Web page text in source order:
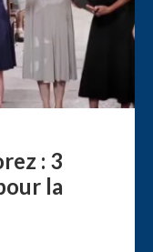
: 3
la